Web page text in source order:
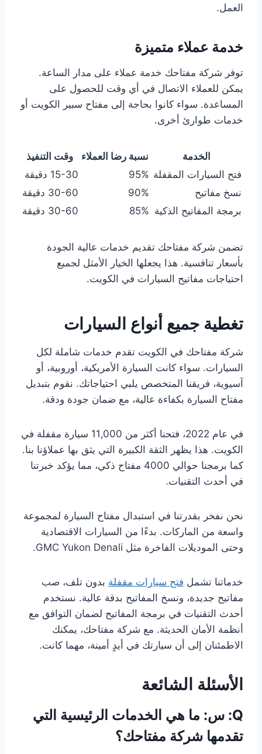
العمل.
خدمة عملاء متميزة
توفر شركة مفتاحك خدمة عملاء على مدار الساعة.
يمكن للعملاء الاتصال في أي وقت للحصول على
المساعدة. سواء كانوا بحاجة إلى مفتاح سبير الكويت أو
خدمات طوارئ أخرى.
الخدمة نسبة رضا العملاء
وقت التنفيذ
فتح السيارات المقفلة 95%
15-30 دقيقة
نسخ مفاتيح
90%
30-60 دقيقة
برمجة المفاتيح الذكية 85% 30-60 دقيقة
تضمن شركة مفتاحك تقديم خدمات عالية الجودة
بأسعار تنافسية. هذا يجعلها الخيار الأمثل لجميع
احتياجات مفاتيح السيارات في الكويت.
تغطية جميع أنواع السيارات
شركة مفتاحك في الكويت تقدم خدمات شاملة لكل
السيارات. سواء كانت السيارة الأمريكية، أوروبية، أو
آسيوية، فريقنا المتخصص يلبي احتياجاتك. نقوم بتبديل
مفتاح السيارة بكفاءة عالية، مع ضمان جودة ودقة.
في عام 2022، فتحنا أكثر من 11,000 سيارة مقفلة في
الكويت. هذا يظهر الثقة الكبيرة التي يثق بها عملاؤنا بنا.
كما برمجنا حوالي 4000 مفتاح ذكي، مما يؤكد خبرتنا
في أحدث التقنيات.
نحن نفخر بقدرتنا في استبدال مفتاح السيارة لمجموعة
واسعة من الماركات. بدءًا من السيارات الاقتصادية
وحتى الموديلات الفاخرة مثل GMC Yukon Denali.
خدماتنا تشمل فتح سيارات مقفلة بدون تلف، صب
مفاتيح جديدة، ونسخ المفاتيح بدقة عالية. نستخدم
أحدث التقنيات في برمجة المفاتيح لضمان التوافق مع
أنظمة الأمان الحديثة. مع شركة مفتاحك، يمكنك
الاطمئنان إلى أن سيارتك في أيدٍ أمينة، مهما كانت.
الأسئلة الشائعة
Q: س: ما هي الخدمات الرئيسية التي
تقدمها شركة مفتاحك؟